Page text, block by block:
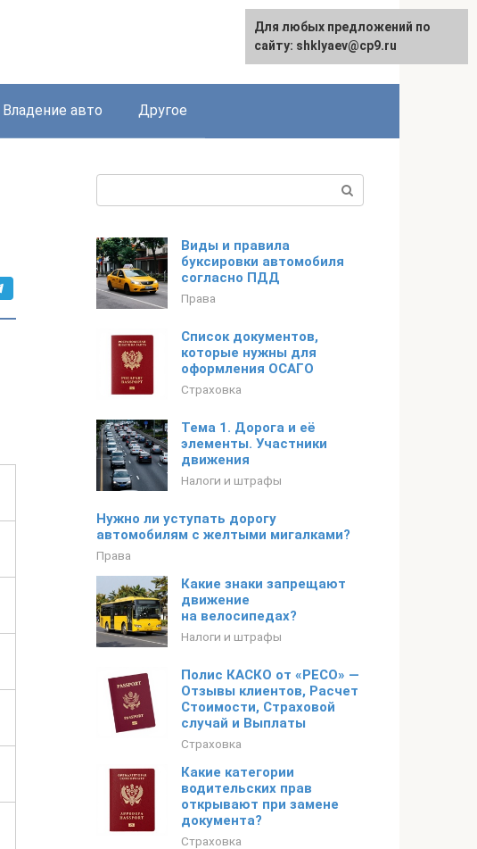
Владение авто Другое
Виды и правила
буксировки автомобиля
согласно ПДД
Права
Список документов,
которые нужны для
оформления ОСАГО
Страховка
Тема 1. Дорога и её
элементы. Участники
движения
Налоги и штрафы
Нужно ли уступать дорогу
автомобилям с желтыми мигалками?
Права
Какие знаки запрещают
движение
на велосипедах?
Налоги и штрафы
Полис КАСКО от «РЕСО» —
Отзывы клиентов, Расчет
Стоимости, Страховой
случай и Выплаты
Страховка
Какие категории
водительских прав
открывают при замене
документа?
Страховка
Для любых предложений по
сайту: shklyaev@cp9.ru